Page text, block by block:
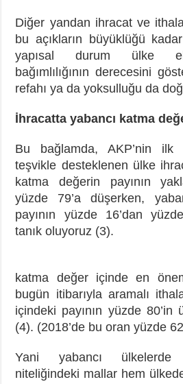
Diğer yandan ihracat ve
bu açıkların büyüklüğü
yapısal durum ülke
bağımlılığının derecesini
refahı ya da yoksulluğu da
İhracatta yabancı katma
Bu bağlamda, AKP’nin ilk
teşvikle desteklenen ülke
katma değerin payının
yüzde 79’a düşerken,
payının yüzde 16’dan
tanık oluyoruz (3).
katma değer içinde en
bugün itibarıyla aramalı
içindeki payının yüzde 80’in
(4). (2018’de bu oran yüzde
Yani yabancı ülkelerde
niteliğindeki mallar hem